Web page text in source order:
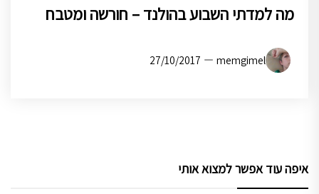
מה למדתי השבוע בהולנד – חורשה ומטבח
memgimel
27/10/2017
איפה עוד אפשר למצוא אותי